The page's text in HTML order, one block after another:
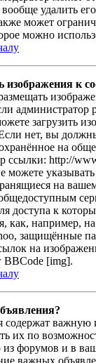
удалить
может
можно
изображения к
администратор
загрузить
нет, вы
на
ссылки: http://
можете
на
доступа к
как, например,
защищённые
на
BBCode [img].
содержат
их по
из форумов и в
важных